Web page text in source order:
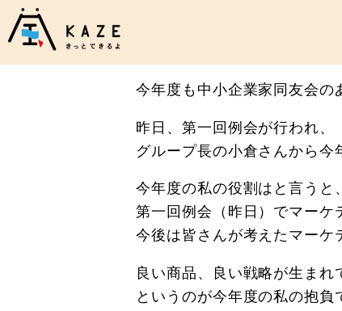
今年度も中小企業家同友会の
昨日、第一回例会が行われ、
グループ長の小倉さんから今
今年度の私の役割はと言うと、
第一回例会（昨日）でマーケ
今後は皆さんが考えたマーケ
良い商品、良い戦略が生まれ
というのが今年度の私の抱負